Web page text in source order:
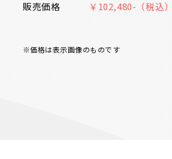
販売価格
￥102,480-（税込）
※価格は表示画像のものです